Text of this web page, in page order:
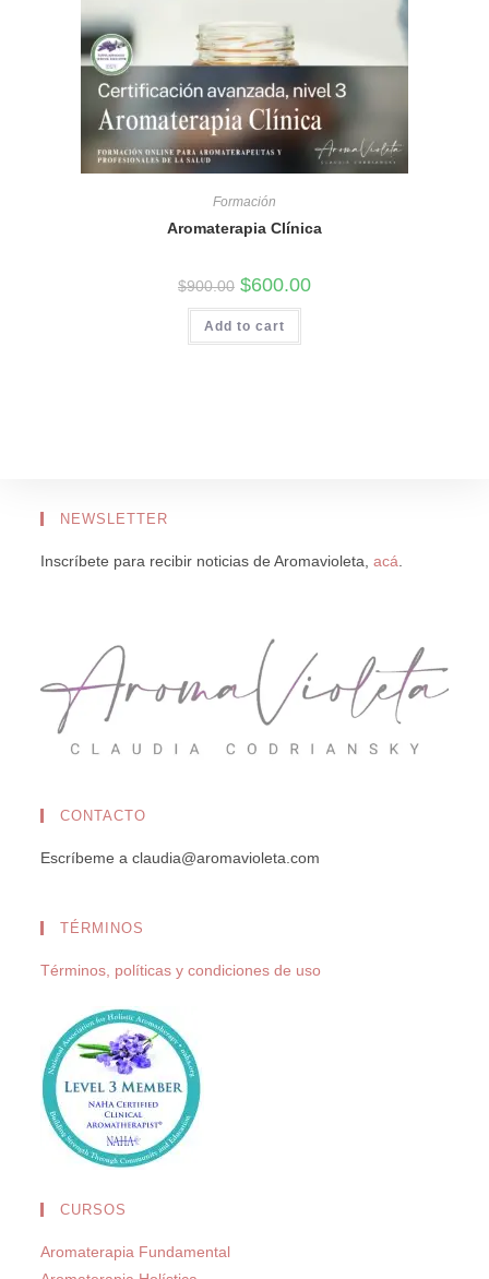
Formación
Aromaterapia Clínica
$900.00 El
precio
original
era:
$900.00.
$600.00El
Add to cart
NEWSLETTER
Inscríbete para recibir noticias de Aromavioleta,acá
CONTACTO
Escríbeme a claudia@aromavioleta.com
TÉRMINOS
Términos, políticas y condiciones de uso
CURSOS
Aromaterapia Fundamental